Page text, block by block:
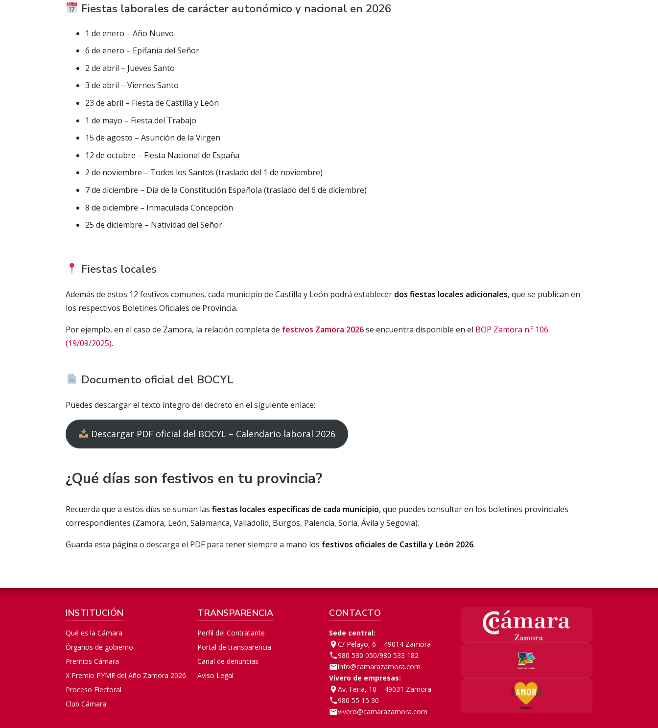
Fiestas laborales de carácter autonómico y nacional en 2026
1 de enero – Año Nuevo
6 de enero – Epifanía del Señor
2 de abril – Jueves Santo
3 de abril – Viernes Santo
23 de abril – Fiesta de Castilla y León
1 de mayo – Fiesta del Trabajo
15 de agosto – Asunción de la Virgen
12 de octubre – Fiesta Nacional de España
2 de noviembre – Todos los Santos (traslado del 1 de noviembre)
7 de diciembre – Día de la Constitución Española (traslado del 6 de diciembre)
8 de diciembre – Inmaculada Concepción
25 de diciembre – Natividad del Señor
Fiestas locales
Además de estos 12 festivos comunes, cada municipio de Castilla y León podrá establecer dos fiestas locales adicionales, que se publican en
los respectivos Boletines Oficiales de Provincia.
Por ejemplo, en el caso de Zamora, la relación completa de festivos Zamora 2026se encuentra disponible en el BOP Zamora n.º 106
(19/09/2025).
Documento oficial del BOCYL
Puedes descargar el texto íntegro del decreto en el siguiente enlace:
Descargar PDF oficial del BOCYL – Calendario laboral 2026
¿Qué días son festivos en tu provincia?
Recuerda que a estos días se suman lasfiestas locales específicas de cada municipio, que puedes consultar en los boletines provinciales
correspondientes (Zamora, León, Salamanca, Valladolid, Burgos, Palencia, Soria, Ávila y Segovia).
Guarda esta página o descarga el PDF para tener siempre a mano los festivos oficiales de Castilla y León 2026.
INSTITUCIÓN
Qué es la Cámara
Órganos de gobierno
Premios Cámara
X Premio PYME del Año Zamora 2026
Proceso Electoral
Club Cámara
TRANSPARENCIA
Perfil del Contratante
Portal de transparencia
Canal de denuncias
Aviso Legal
CONTACTO
Sede central:
C/ Pelayo, 6 – 49014 Zamora
980 530 050/980 533 182
info@camarazamora.com
Vivero de empresas:
Av. Feria, 10 – 49031 Zamora
980 55 15 30
vivero@camarazamora.com